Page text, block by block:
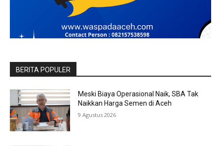
BERITA POPULER
Meski Biaya Operasional Naik, SBA Tak
Naikkan Harga Semen di Aceh
9 Agustus 2026